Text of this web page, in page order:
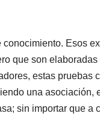
Esos
que son
estas pruebas
una asociación,
sin importar que a